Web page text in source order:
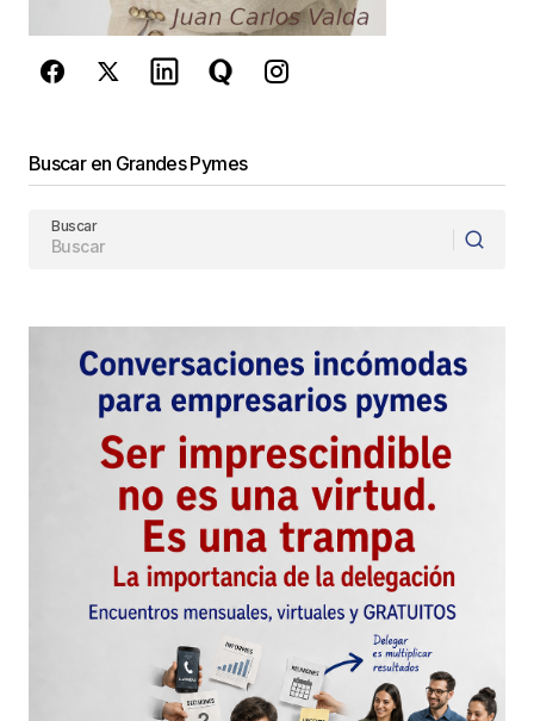
desean.
Espero tu respuesta
Juan Carlos
Responder
atrasado con la lectura por mi falta de tiempo.
Muchas gracias por sus guías.
3 mayo, 2010 at 10:29 am
Responder
Tu dirección de correo electrónico no será
Los campos obligatorios están
marcados con*
Buscar en Grandes Pymes
Buscar